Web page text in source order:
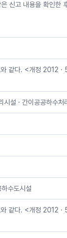
신고 내용을 확인한
같다. <개정 2012ㆍ
설ㆍ간이공공하수처
수도시설
같다. <개정 2012ㆍ